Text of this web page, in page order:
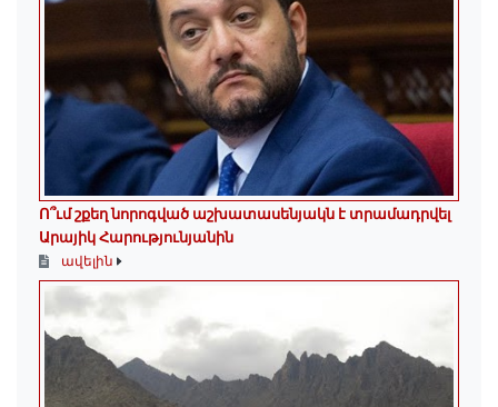
Ո՞ւմ շքեղ նորոգված աշխատասենյակն է տրամադրվել
Արայիկ Հարությունյանին
ավելին